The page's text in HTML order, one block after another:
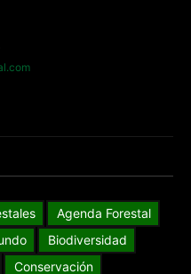
Agenda Forestal
Biodiversidad
Conservación